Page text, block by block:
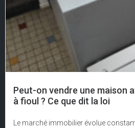
Peut-on vendre une maison
à fioul ? Ce que dit la loi
Le marché immobilier évolue